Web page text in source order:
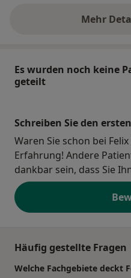
Mehr
Es wurden noch keine
geteilt
Schreiben Sie den
Waren Sie schon bei
Erfahrung! Andere
dankbar sein, dass Sie
Häufig gestellte Fragen
Welche Fachgebiete deckt